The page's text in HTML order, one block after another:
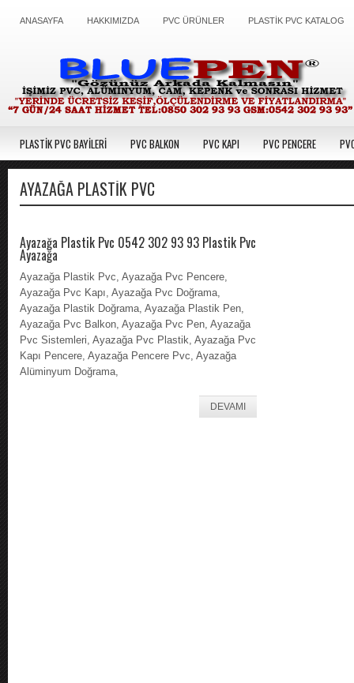
ANASAYFA HAKKIMIZDA PVC ÜRÜNLER PLASTİK PVC KATALOG
PLASTİK PVC BAYİLERİ PVC BALKON PVC KAPI PVC PENCERE
AYAZAĞA PLASTIK PVC
Ayazağa Plastik Pvc 0542 302 93 93 Plastik Pvc
Ayazağa
Ayazağa Plastik Pvc, Ayazağa Pvc Pencere,
Ayazağa Pvc Kapı, Ayazağa Pvc Doğrama,
Ayazağa Plastik Doğrama, Ayazağa Plastik Pen,
Ayazağa Pvc Balkon, Ayazağa Pvc Pen, Ayazağa
Pvc Sistemleri, Ayazağa Pvc Plastik, Ayazağa Pvc
Kapı Pencere, Ayazağa Pencere Pvc, Ayazağa
Alüminyum Doğrama,
DEVAMI